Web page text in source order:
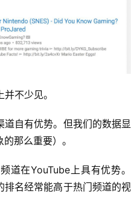
不少见。
道自有优势。但我们的数据显
那么重要）。
道在YouTube上具有优势。
名经常能高于热门频道的视